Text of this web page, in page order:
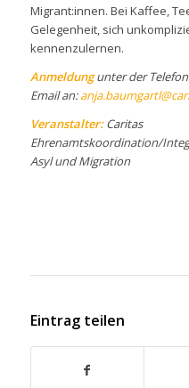
Migrant:innen. Bei Kaffee,
Gelegenheit, sich
kennenzulernen.
Anmeldungunter der
Email an:
Veranstalter:Caritas
Ehrenamtskoordination/
Asyl und Migration
Eintrag teilen